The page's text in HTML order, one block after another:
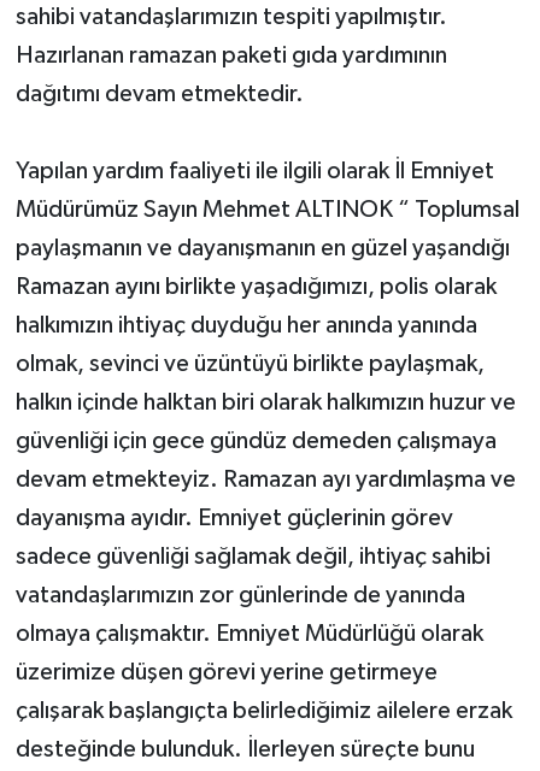
sahibi vatandaşlarımızın tespiti yapılmıştır.
Hazırlanan ramazan paketi gıda yardımının
dağıtımı devam etmektedir.
Yapılan yardım faaliyeti ile ilgili olarak İl Emniyet
Müdürümüz Sayın Mehmet ALTINOK “ Toplumsal
paylaşmanın ve dayanışmanın en güzel yaşandığı
Ramazan ayını birlikte yaşadığımızı, polis olarak
halkımızın ihtiyaç duyduğu her anında yanında
olmak, sevinci ve üzüntüyü birlikte paylaşmak,
halkın içinde halktan biri olarak halkımızın huzur ve
güvenliği için gece gündüz demeden çalışmaya
devam etmekteyiz. Ramazan ayı yardımlaşma ve
dayanışma ayıdır. Emniyet güçlerinin görev
sadece güvenliği sağlamak değil, ihtiyaç sahibi
vatandaşlarımızın zor günlerinde de yanında
olmaya çalışmaktır. Emniyet Müdürlüğü olarak
üzerimize düşen görevi yerine getirmeye
çalışarak başlangıçta belirlediğimiz ailelere erzak
desteğinde bulunduk. İlerleyen süreçte bunu